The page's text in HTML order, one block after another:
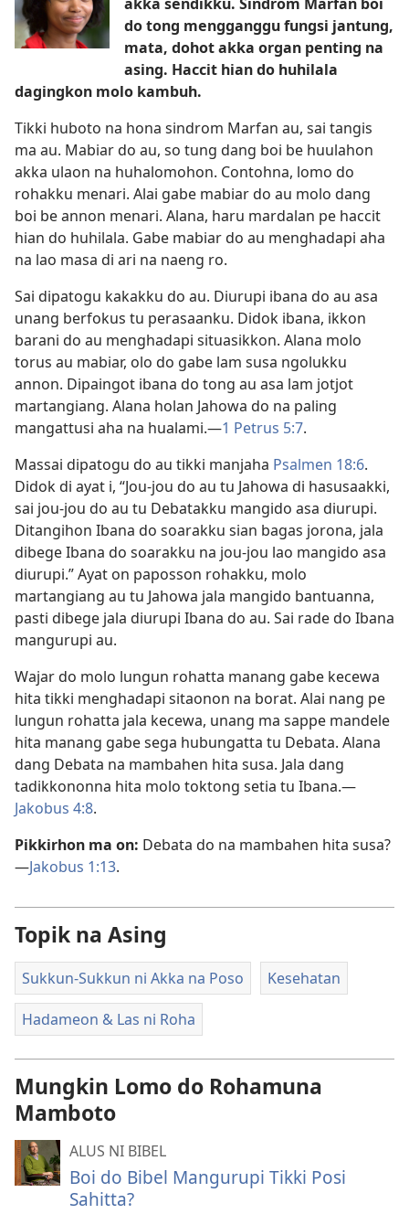
do tong mengganggu fungsi jantung,
mata, dohot akka organ penting na
asing. Haccit hian do huhilala
dagingkon molo kambuh.
Tikki huboto na hona sindrom Marfan au, sai tangis
ma au. Mabiar do au, so tung dang boi be huulahon
akka ulaon na huhalomohon. Contohna, lomo do
rohakku menari. Alai gabe mabiar do au molo dang
boi be annon menari. Alana, haru mardalan pe haccit
hian do huhilala. Gabe mabiar do au menghadapi aha
na lao masa di ari na naeng ro.
Sai dipatogu kakakku do au. Diurupi ibana do au asa
unang berfokus tu perasaanku. Didok ibana, ikkon
barani do au menghadapi situasikkon. Alana molo
torus au mabiar, olo do gabe lam susa ngolukku
annon. Dipaingot ibana do tong au asa lam jotjot
martangiang. Alana holan Jahowa do na paling
mangattusi aha na hualami.​—1 Petrus 5:7.
Massai dipatogu do au tikki manjaha Psalmen 18:6.
Didok di ayat i, “Jou-jou do au tu Jahowa di hasusaakki,
sai jou-jou do au tu Debatakku mangido asa diurupi.
Ditangihon Ibana do soarakku sian bagas jorona, jala
dibege Ibana do soarakku na jou-jou lao mangido asa
diurupi.” Ayat on paposson rohakku, molo
martangiang au tu Jahowa jala mangido bantuanna,
pasti dibege jala diurupi Ibana do au. Sai rade do Ibana
mangurupi au.
Wajar do molo lungun rohatta manang gabe kecewa
hita tikki menghadapi sitaonon na borat. Alai nang pe
lungun rohatta jala kecewa, unang ma sappe mandele
hita manang gabe sega hubungatta tu Debata. Alana
dang Debata na mambahen hita susa. Jala dang
tadikkononna hita molo toktong setia tu Ibana.​—
Jakobus 4:8.
Pikkirhon ma on: Debata do na mambahen hita susa?​
—Jakobus 1:​13.
Topik na Asing
Sukkun-Sukkun ni Akka na Poso Kesehatan
Hadameon & Las ni Roha
Mungkin Lomo do Rohamuna
Mamboto
ALUS NI BIBEL
Boi do Bibel Mangurupi Tikki Posi
Sahitta?